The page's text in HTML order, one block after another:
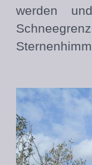
werden